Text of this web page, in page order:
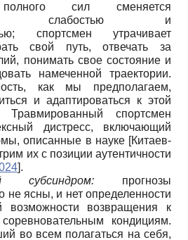
сил сменяется
слабостью и
спортсмен утрачивает
свой путь, отвечать за
понимать свое состояние и
намеченной траектории.
как мы предполагаем,
и адаптироваться к этой
Травмированный спортсмен
дистресс, включающий
описанные в науке [Китаев-
их с позиции аутентичности
].
субсиндром: прогнозы
не ясны, и нет определенности
возможности возвращения к
кондициям.
во всем полагаться на себя,